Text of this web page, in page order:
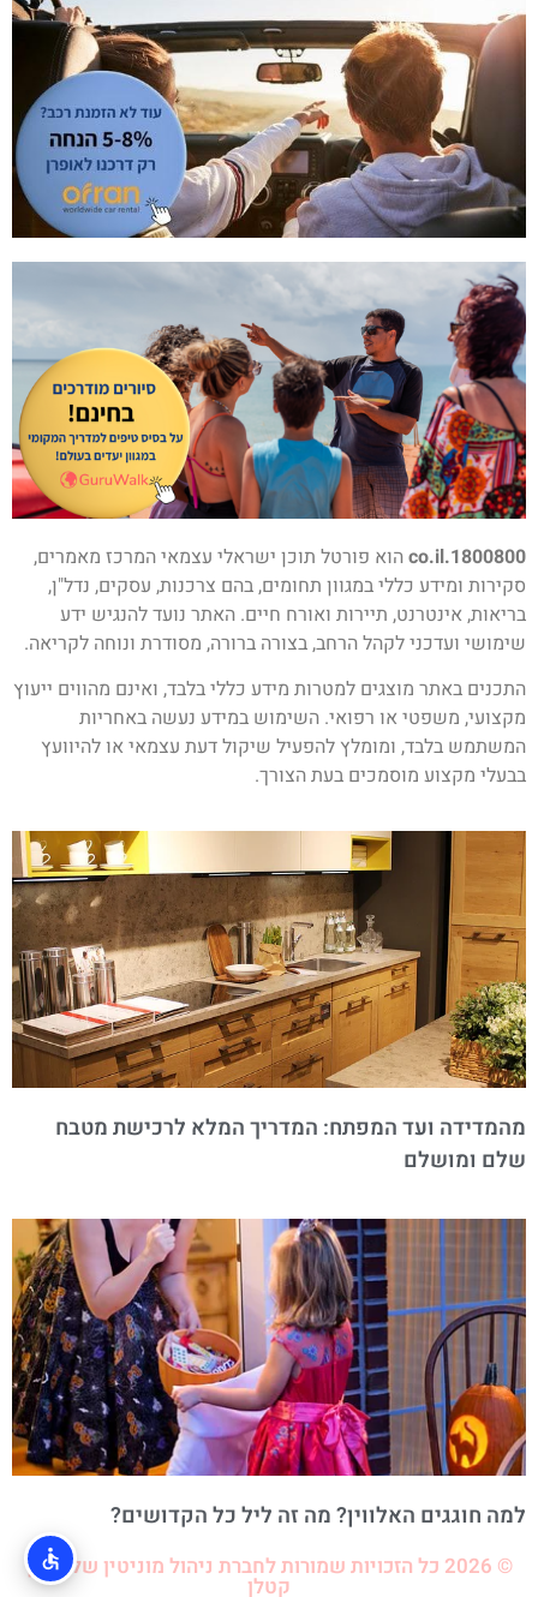
1800800.co.il
הוא פורטל תוכן ישראלי עצמאי המרכז מאמרים,
סקירות ומידע כללי במגוון תחומים, בהם צרכנות, עסקים, נדל"ן,
בריאות, אינטרנט, תיירות ואורח חיים. האתר נועד להנגיש ידע
שימושי ועדכני לקהל הרחב, בצורה ברורה, מסודרת ונוחה לקריאה.
התכנים באתר מוצגים למטרות מידע כללי בלבד, ואינם מהווים ייעוץ
מקצועי, משפטי או רפואי. השימוש במידע נעשה באחריות
המשתמש בלבד, ומומלץ להפעיל שיקול דעת עצמאי או להיוועץ
בבעלי מקצוע מוסמכים בעת הצורך.
מהמדידה ועד המפתח: המדריך המלא לרכישת מטבח
שלם ומושלם
למה חוגגים האלווין? מה זה ליל כל הקדושים?
© 2026 כל הזכויות שמורות לחברת ניהול מוניטין של לירון
קטלן